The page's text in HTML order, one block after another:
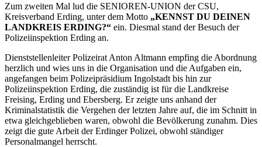
Zum zweiten Mal lud die SENIOREN-UNION der CSU,
Kreisverband Erding, unter dem Motto „KENNST DU DEINEN
LANDKREIS ERDING?“ ein. Diesmal stand der Besuch der
Polizeiinspektion Erding an.
Dienststellenleiter Polizeirat Anton Altmann empfing die Abordnung
herzlich und wies uns in die Organisation und die Aufgaben ein,
angefangen beim Polizeipräsidium Ingolstadt bis hin zur
Polizeiinspektion Erding, die zuständig ist für die Landkreise
Freising, Erding und Ebersberg. Er zeigte uns anhand der
Kriminalstatistik die Vergehen der letzten Jahre auf, die im Schnitt in
etwa gleichgeblieben waren, obwohl die Bevölkerung zunahm. Dies
zeigt die gute Arbeit der Erdinger Polizei, obwohl ständiger
Personalmangel herrscht.